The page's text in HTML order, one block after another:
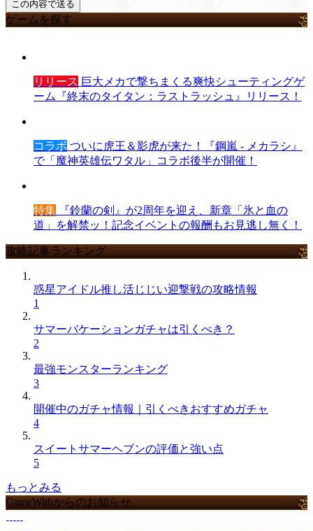
ゲームを探す
リリース 巨大メカで撃ちまくる爽快シューティングゲ
ーム『終末のタイタン：ラストラッシュ』リリース！
コラボ ついに虎王＆影虎が来た！『鋼嵐 - メカラシ』
で「魔神英雄伝ワタル」コラボ後半が開催！
特集 『鈴蘭の剣』が2周年を迎え、新章「氷と血の
道」を解禁ッ！記念イベントの報酬もお見逃し無く！
攻略記事ランキング
惑星アイドル推し活じじい迎撃戦の攻略情報
1
サマーバケーションガチャは引くべき？
2
最強モンスターランキング
3
開催中のガチャ情報｜引くべきおすすめガチャ
4
スイートサマーヘブンの評価と強い点
5
もっとみる
GameWithからのお知らせ